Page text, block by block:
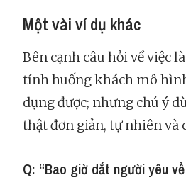
Một vài ví dụ khác
Bên cạnh câu hỏi về việc
tính huống khách mô
dụng được; nhưng chú ý
thật đơn giản, tự nhiên và
Q: “Bao giờ dắt người yêu